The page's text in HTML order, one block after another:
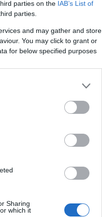
parties on the IAB’s List of
parties.
and may gather and store
You may click to grant or
for below specified purposes
Sharing
which it
egész
vettek
egyben
a
törni és
is
a
a
egy
Mayfield
Nyugat-
A klipet
át is